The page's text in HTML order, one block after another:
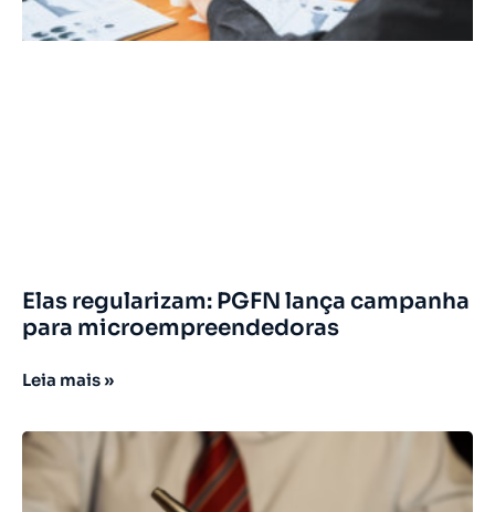
Elas regularizam: PGFN lança campanha
para microempreendedoras
Leia mais »